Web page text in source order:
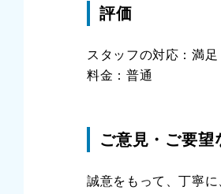
評価
スタッフの対応：満足
料金：普通
ご意見・ご要望
誠意をもって、丁寧